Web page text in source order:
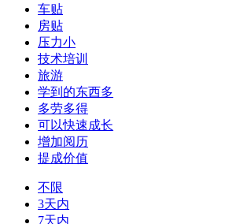
车贴
房贴
压力小
技术培训
旅游
学到的东西多
多劳多得
可以快速成长
增加阅历
提成价值
不限
3天内
7天内